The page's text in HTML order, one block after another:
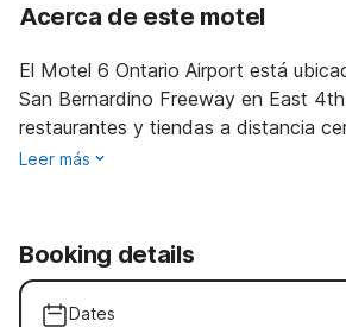
Acerca de este motel
El Motel 6 Ontario Airport está
San Bernardino Freeway en East
restaurantes y tiendas a distancia
Leer más
Booking details
Dates